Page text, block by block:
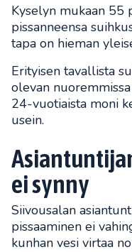
Kyselyn mukaan 55
pissanneensa
tapa on hieman
Erityisen tavallista
olevan
24-vuotiaista moni
usein.
ei synny
Siivousalan
pissaaminen ei
kunhan vesi virtaa